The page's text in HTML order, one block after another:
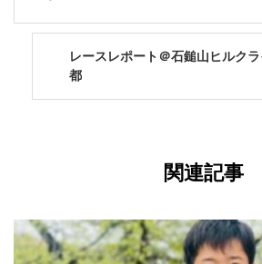
レースレポート＠石鎚山ヒルク
都
関連記事